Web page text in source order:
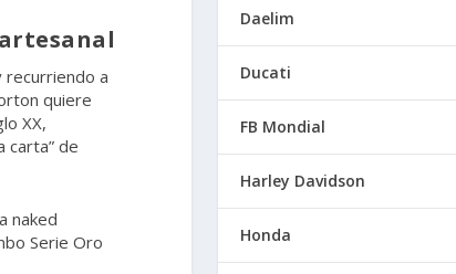
recurriendo a
quiere
XX,
carta” de
naked
Serie Oro
Daelim
Ducati
FB Mondial
Harley Davidson
Honda